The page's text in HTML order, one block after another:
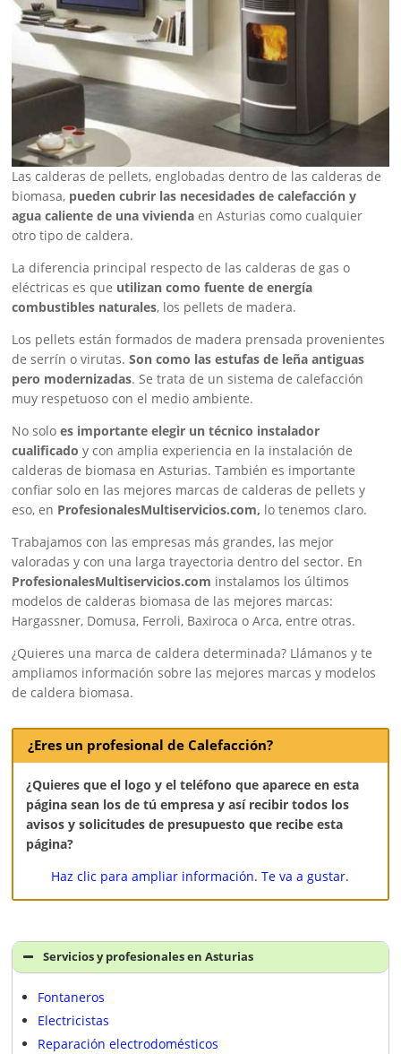
Las calderas de pellets, englobadas dentro de las calderas de
biomasa, pueden cubrir las necesidades de calefacción y
agua caliente de una vivienda en Asturias como cualquier
otro tipo de caldera.
La diferencia principal respecto de las calderas de gas o
eléctricas es que utilizan como fuente de energía
combustibles naturales, los pellets de madera.
Los pellets están formados de madera prensada provenientes
de serrín o virutas.Son como las estufas de leña antiguas
pero modernizadas. Se trata de un sistema de calefacción
muy respetuoso con el medio ambiente.
No soloes importante elegir un técnico instalador
cualificado y con amplia experiencia en la instalación de
calderas de biomasa en Asturias. También es importante
confiar solo en las mejores marcas de calderas de pellets y
eso, en ProfesionalesMultiservicios.com, lo tenemos claro.
Trabajamos con las empresas más grandes, las mejor
valoradas y con una larga trayectoria dentro del sector. En
ProfesionalesMultiservicios.com instalamos los últimos
modelos de calderas biomasa de las mejores marcas:
Hargassner, Domusa, Ferroli, Baxiroca o Arca, entre otras.
¿Quieres una marca de caldera determinada? Llámanos y te
ampliamos información sobre las mejores marcas y modelos
de caldera biomasa.
¿Eres un profesional de Calefacción?
¿Quieres que el logo y el teléfono que aparece en esta
página sean los de tú empresa y así recibir todos los
avisos y solicitudes de presupuesto que recibe esta
página?
Haz clic para ampliar información. Te va a gustar.
Servicios y profesionales en Asturias
Fontaneros
Electricistas
Reparación electrodomésticos